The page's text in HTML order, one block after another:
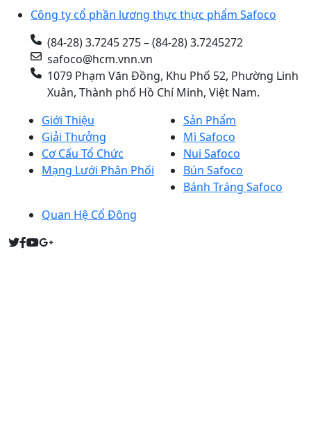
Công ty cổ phần lương thực thực phẩm Safoco
(84-28) 3.7245 275 – (84-28) 3.7245272
safoco@hcm.vnn.vn
1079 Phạm Văn Đồng, Khu Phố 52, Phường Linh
Xuân, Thành phố Hồ Chí Minh, Việt Nam.
Giới Thiệu
Giải Thưởng
Cơ Cấu Tổ Chức
Mạng Lưới Phân Phối
Sản Phẩm
Mì Safoco
Nui Safoco
Bún Safoco
Bánh Tráng Safoco
Quan Hệ Cổ Đông